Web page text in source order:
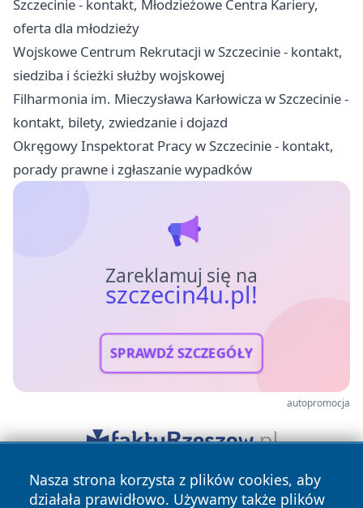
Szczecinie - kontakt, Młodzieżowe Centra Kariery,
oferta dla młodzieży
Wojskowe Centrum Rekrutacji w Szczecinie - kontakt,
siedziba i ścieżki służby wojskowej
Filharmonia im. Mieczysława Karłowicza w Szczecinie -
kontakt, bilety, zwiedzanie i dojazd
Okręgowy Inspektorat Pracy w Szczecinie - kontakt,
porady prawne i zgłaszanie wypadków
Zareklamuj się na
szczecin4u.pl!
SPRAWDŹ SZCZEGÓŁY
autopromocja
Nasza strona korzysta z plików cookies, aby
działała prawidłowo. Używamy także plików